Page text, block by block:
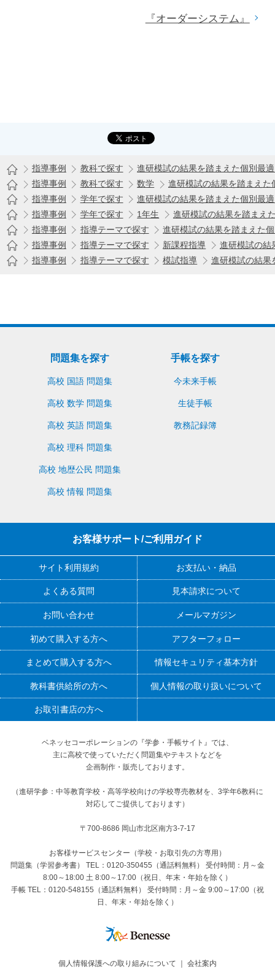
『オーダーシステム』
指導事例 教科で探す
進研模試の結果を踏まえた個別最
指導事例
教科で探す 数学
進研模試の結果を踏まえた
指導事例
学年で探す
進研模試の結果を踏まえた個別最
指導事例
学年で探す 1年生
進研模試の結果を踏まえ
指導事例
指導テーマで探す
進研模試の結果を踏まえた
指導事例
指導テーマで探す 新課程指導
進研模試の結
指導事例
指導テーマで探す 模試指導 進研模試の結果
問題集を探す
高校 国語 問題集
高校 数学 問題集
高校 英語 問題集
高校 理科 問題集
高校 地歴公民 問題集
高校 情報 問題集
手帳を探す
今未来手帳
生徒手帳
教務記録簿
お客様サポート/ご利用ガイド
サイト利用規約 お支払い・納品
よくある質問 見本請求について
お問い合わせ メールマガジン
初めて購入する方へ アフターフォロー
まとめて購入する方へ 情報セキュリティ基本方針
教科書供給所の方へ 個人情報の取り扱いについて
お取引書店の方へ
ベネッセコーポレーションの『学参・手帳サイト』 では、
主に高校で使っていただく問題集やテキストなどを
企画制作・販売しております。
（進研学参：中等教育学校・高等学校向けの学校専売教材を、3学年6教科に
対応してご提供しております）
〒700-8686 岡山市北区南方3-7-17
お客様サービスセンター（学校・お取引先の方専用）
問題集（学習参考書） TEL：0120-350455（通話料無料） 受付時間：月～金
8:00～18:00 土 8:00～17:00（祝日、年末・年始を除く）
手帳 TEL：0120-548155（通話料無料） 受付時間：月～金 9:00～17:00（祝
日、年末・年始を除く）
個人情報保護への取り組みについて ｜ 会社案内